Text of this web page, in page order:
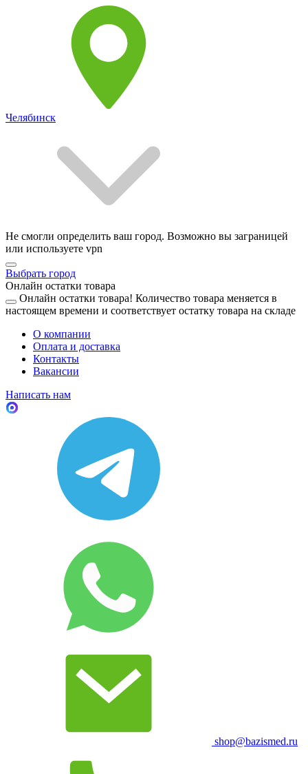
Челябинск
Не смогли определить ваш город. Возможно вы заграницей
или используете vpn
Выбрать город
Онлайн остатки товара
Онлайн остатки товара! Количество товара меняется в
настоящем времени и соответствует остатку товара на складе
О компании
Оплата и доставка
Контакты
Вакансии
Написать нам
shop@bazismed.ru